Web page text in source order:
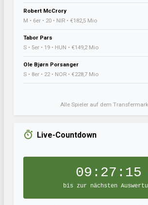
Robert McCrory
M • 6er • 20 • NIR • €182,5 Mio
Tabor Pars
S • 5er • 19 • HUN • €149,2 Mio
Ole Bjørn Porsanger
S • 8er • 22 • NOR • €228,7 Mio
Alle Spieler auf dem
Live-Countdown
09:27:14
bis zur nächsten